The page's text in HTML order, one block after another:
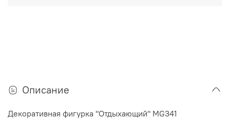
Описание
Декоративная фигурка "Отдыхающий" MG341